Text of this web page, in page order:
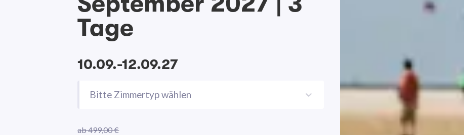
Tage
10.09.-12.09.27
Bitte Zimmertyp wählen
ab 499,00 €